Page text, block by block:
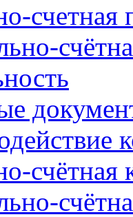
счетная
счётная